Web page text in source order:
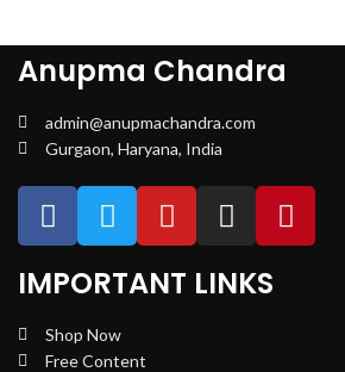
Anupma Chandra
admin@anupmachandra.com
Gurgaon, Haryana, India
IMPORTANT LINKS
Shop Now
Free Content